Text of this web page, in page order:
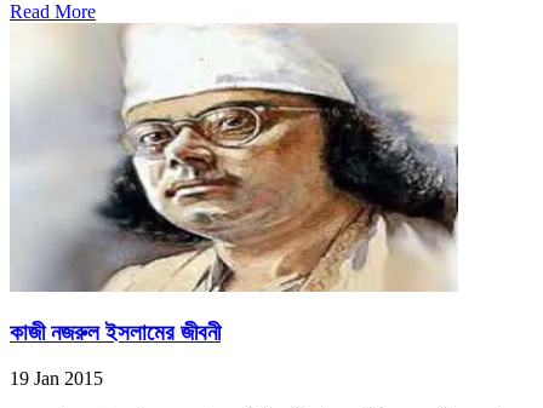
Read More
কাজী নজরুল ইসলামের জীবনী
19 Jan 2015